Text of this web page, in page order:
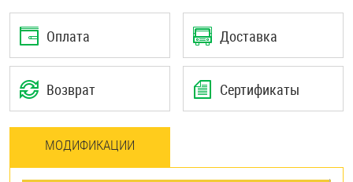
Оплата Доставка
Возврат Сертификаты
МОДИФИКАЦИИ